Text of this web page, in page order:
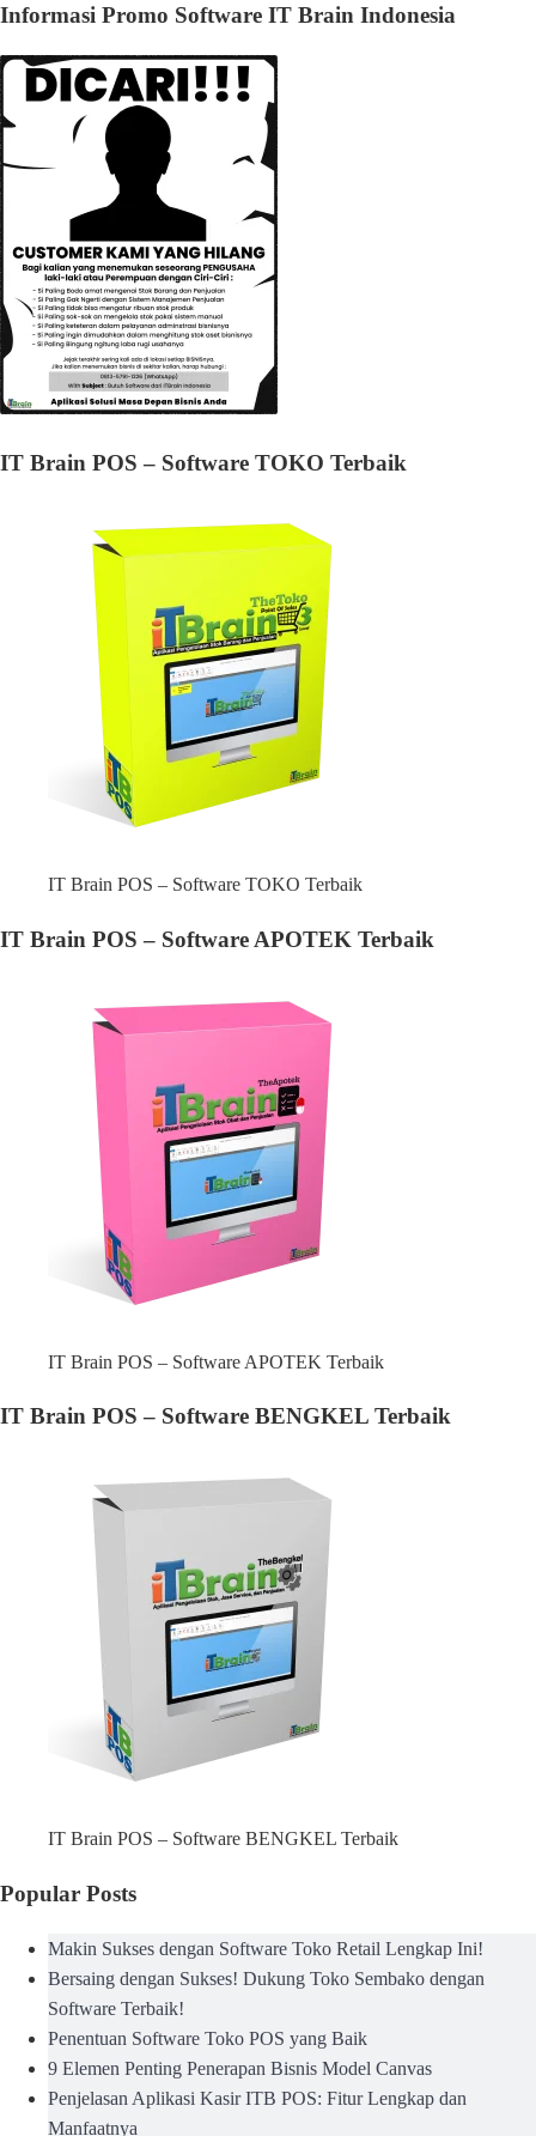
Informasi Promo Software IT Brain Indonesia
IT Brain POS – Software TOKO Terbaik
IT Brain POS – Software TOKO Terbaik
IT Brain POS – Software APOTEK Terbaik
IT Brain POS – Software APOTEK Terbaik
IT Brain POS – Software BENGKEL Terbaik
IT Brain POS – Software BENGKEL Terbaik
Popular Posts
Makin Sukses dengan Software Toko Retail Lengkap Ini!
Bersaing dengan Sukses! Dukung Toko Sembako dengan
Software Terbaik!
Penentuan Software Toko POS yang Baik
9 Elemen Penting Penerapan Bisnis Model Canvas
Penjelasan Aplikasi Kasir ITB POS: Fitur Lengkap dan
Manfaatnya